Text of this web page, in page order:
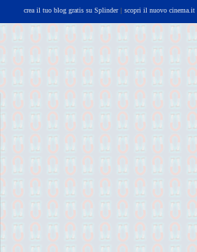
crea il tuo blog gratis su Splinder| scopri il nuovo cinema.it